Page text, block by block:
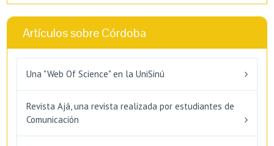
Artículos sobre Córdoba
Una "Web Of Science" en la UniSinú
Revista Ajá, una revista realizada por estudiantes de
Comunicación